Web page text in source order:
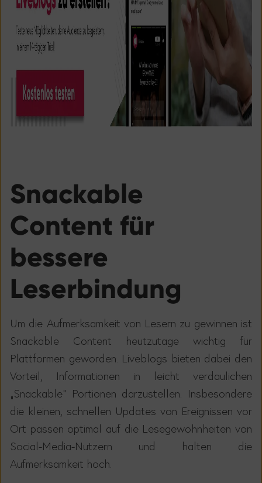
Snackable
Content für
bessere
Leserbindung
Um die Aufmerksamkeit von Lesern zu gewinnen ist
Snackable Content heutzutage wichtig für
Plattformen geworden. Liveblogs bieten dabei den
Vorteil, Informationen in leicht verdaulichen
„Snackable“ Portionen darzustellen. Insbesondere
die kleinen, schnellen Updates von Ereignissen vor
Ort passen optimal auf die Lesegewohnheiten von
Social-Media-Nutzern und halten die
Aufmerksamkeit hoch.